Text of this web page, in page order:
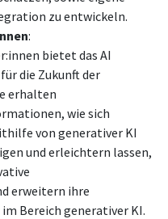
zu entwickeln.
:
bietet das AI
die Zukunft der
erhalten
wie sich
von generativer KI
und erleichtern lassen,
erweitern ihre
Bereich generativer KI.